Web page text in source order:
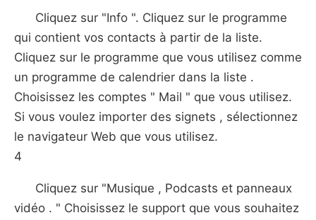
Cliquez sur "Info ". Cliquez sur le programme
qui contient vos contacts à partir de la liste.
Cliquez sur le programme que vous utilisez comme
un programme de calendrier dans la liste .
Choisissez les comptes " Mail " que vous utilisez.
Si vous voulez importer des signets , sélectionnez
le navigateur Web que vous utilisez.
4
Cliquez sur "Musique , Podcasts et panneaux
vidéo . " Choisissez le support que vous souhaitez